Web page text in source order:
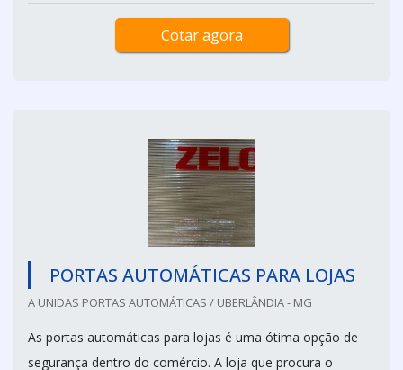
Cotar agora
PORTAS AUTOMÁTICAS PARA LOJAS
A UNIDAS PORTAS AUTOMÁTICAS / UBERLÂNDIA - MG
As portas automáticas para lojas é uma ótima opção de
segurança dentro do comércio. A loja que procura o